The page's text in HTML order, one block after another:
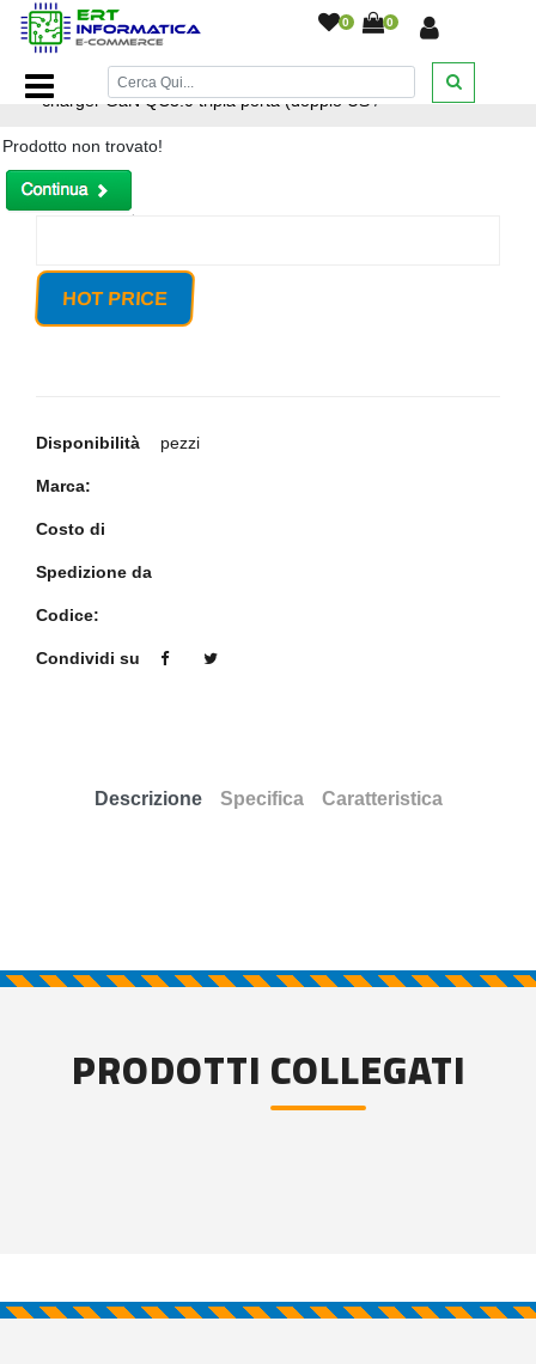
0 0
Home Page/Caricabatteria HOCO 65W N30 PD65W fast
charger GaN QC3.0 tripla porta (doppio US/
Prodotto non trovato!
HOT PRICE
Disponibilità pezzi
Marca:
Costo di
Spedizione da
Codice:
Condividi su
Descrizione Specifica Caratteristica
PRODOTTI COLLEGATI